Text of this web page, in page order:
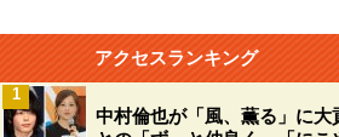
アクセスランキング
中村倫也が「風、薫る」に
1